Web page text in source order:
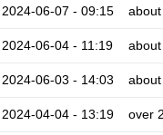
2024-06-07 - 09:15
2024-06-04 - 11:19
2024-06-03 - 14:03
2024-04-04 - 13:19 over